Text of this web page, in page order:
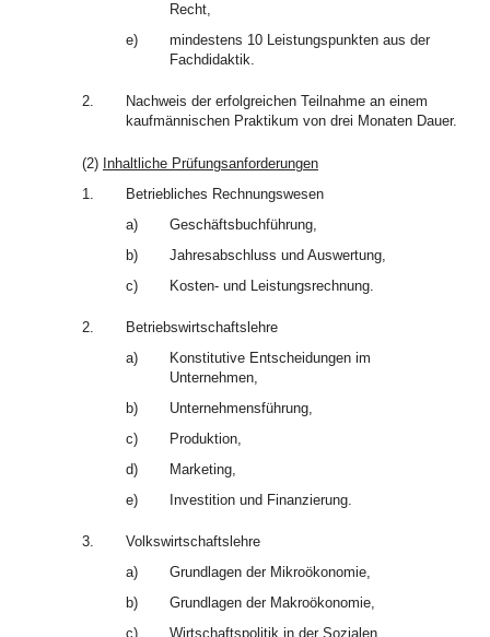
Recht,
e)
mindestens 10 Leistungspunkten aus der
Fachdidaktik.
2.
Nachweis der erfolgreichen Teilnahme an einem
kaufmännischen Praktikum von drei Monaten Dauer.
(2) Inhaltliche Prüfungsanforderungen
1.
Betriebliches Rechnungswesen
a)
Geschäftsbuchführung,
b)
Jahresabschluss und Auswertung,
c)
Kosten- und Leistungsrechnung.
2.
Betriebswirtschaftslehre
a)
Konstitutive Entscheidungen im
Unternehmen,
b)
Unternehmensführung,
c)
Produktion,
d)
Marketing,
e)
Investition und Finanzierung.
3.
Volkswirtschaftslehre
a)
Grundlagen der Mikroökonomie,
b)
Grundlagen der Makroökonomie,
c)
Wirtschaftspolitik in der Sozialen